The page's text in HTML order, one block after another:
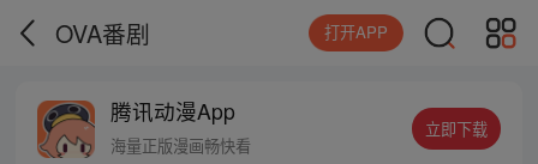
OVA番剧 打开APP
腾讯动漫App
海量正版漫画畅快看
立即下载